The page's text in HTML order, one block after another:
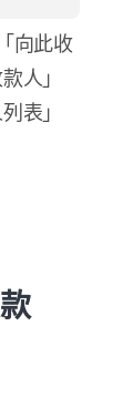
向此收
人」
表」